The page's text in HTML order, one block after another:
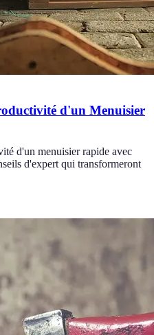
d'un Menuisier
d'un menuisier rapide avec
d'expert qui transformeront